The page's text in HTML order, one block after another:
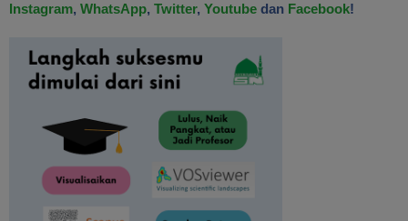
Instagram, WhatsApp, Twitter, Youtube dan Facebook!